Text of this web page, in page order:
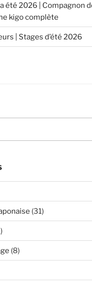
été 2026 | Compagnon
kigo complète
| Stages d’été 2026
(31)
(8)